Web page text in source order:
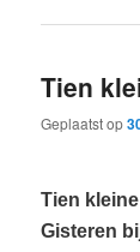
Tien
Geplaatst op
Tien
Gisteren